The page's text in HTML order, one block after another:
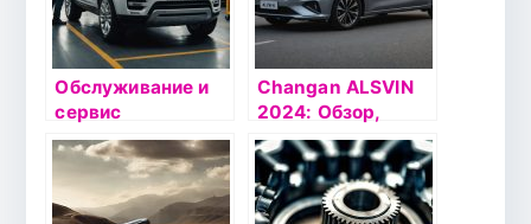
Обслуживание и
сервис
автомобилей Land
Rover: Все, что
нужно знать
владельцам
Changan ALSVIN
2024: Обзор,
характеристики и
цены от
официального
дилера